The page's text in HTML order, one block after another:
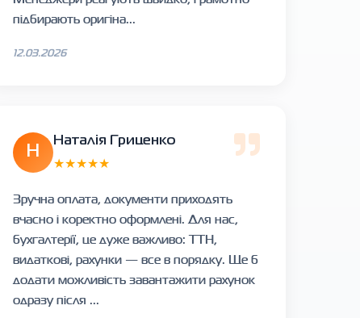
підбирають оригіна...
12.03.2026
Н
Наталія Гриценко
★★★★★
Зручна оплата, документи приходять
вчасно і коректно оформлені. Для нас,
бухгалтерії, це дуже важливо: ТТН,
видаткові, рахунки — все в порядку. Ще б
додати можливість завантажити рахунок
одразу після ...